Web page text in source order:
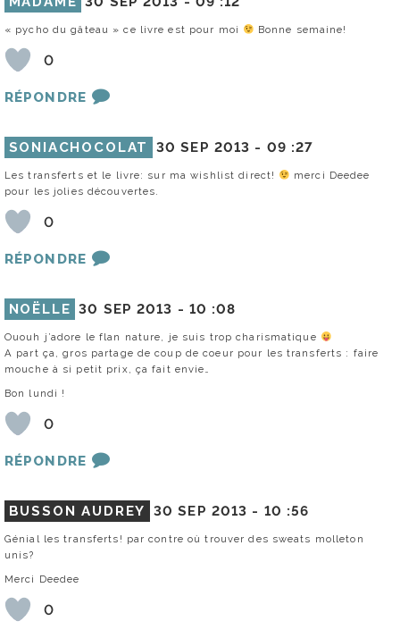
« pycho du gâteau » ce livre est pour moi Bonne semaine!
0
RÉPONDRE
SONIACHOCOLAT 30 SEP 2013 - 09 :27
Les transferts et le livre: sur ma wishlist direct!
merci Deedee
pour les jolies découvertes.
0
RÉPONDRE
NOËLLE 30 SEP 2013 - 10 :08
Ououh j’adore le flan nature, je suis trop charismatique
A part ça, gros partage de coup de coeur pour les transferts : faire
mouche à si petit prix, ça fait envie…
Bon lundi !
0
RÉPONDRE
BUSSON AUDREY 30 SEP 2013 - 10 :56
Génial les transferts! par contre où trouver des sweats molleton
unis?
Merci Deedee
0